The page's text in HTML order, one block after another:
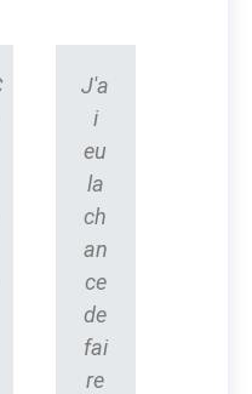
J'a
i
eu
la
ch
an
ce
de
fai
re